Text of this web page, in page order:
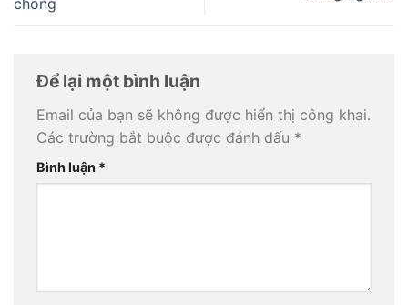
chóng
Để lại một bình luận
Email của bạn sẽ không được hiển thị công khai.
Các trường bắt buộc được đánh dấu *
Bình luận *